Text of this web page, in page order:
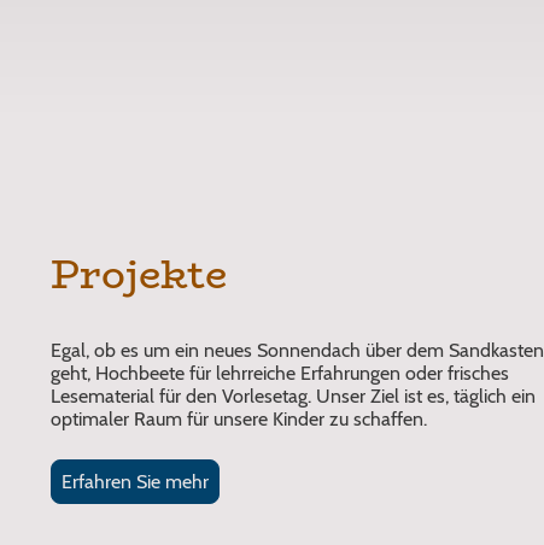
Projekte
Egal, ob es um ein neues Sonnendach über dem Sandkasten
geht, Hochbeete für lehrreiche Erfahrungen oder frisches
Lesematerial für den Vorlesetag. Unser Ziel ist es, täglich ein
optimaler Raum für unsere Kinder zu schaffen.
Erfahren Sie mehr